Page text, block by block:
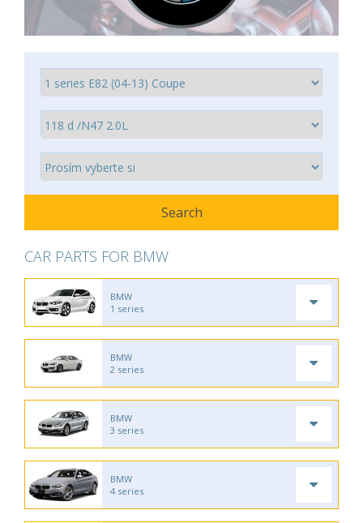
CAR PARTS FOR BMW
BMW
1 series
BMW
2 series
BMW
3 series
BMW
4 series